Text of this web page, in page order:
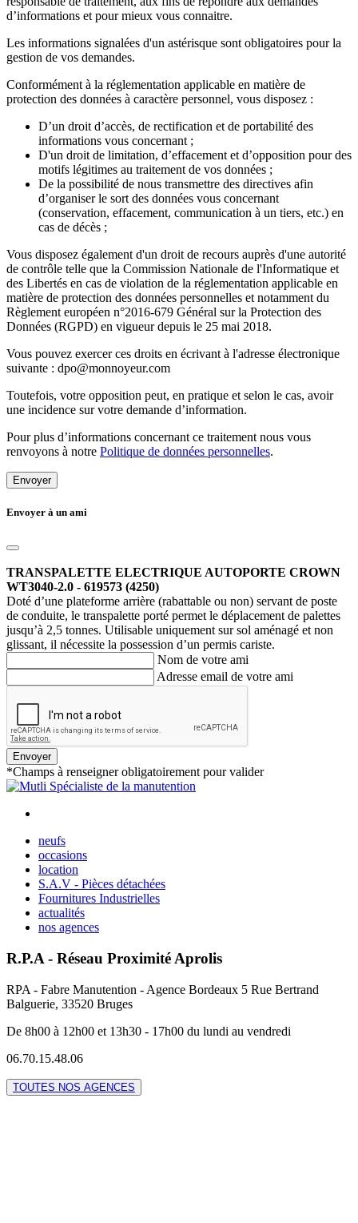
d’informations et pour mieux vous connaitre.
Les informations signalées d'un astérisque sont obligatoires pour la
gestion de vos demandes.
Conformément à la réglementation applicable en matière de
protection des données à caractère personnel, vous disposez :
D’un droit d’accès, de rectification et de portabilité des
informations vous concernant ;
D'un droit de limitation, d’effacement et d’opposition pour des
motifs légitimes au traitement de vos données ;
De la possibilité de nous transmettre des directives afin
d’organiser le sort des données vous concernant
(conservation, effacement, communication à un tiers, etc.) en
cas de décès ;
Vous disposez également d'un droit de recours auprès d'une autorité
de contrôle telle que la Commission Nationale de l'Informatique et
des Libertés en cas de violation de la réglementation applicable en
matière de protection des données personnelles et notamment du
Règlement européen n°2016-679 Général sur la Protection des
Données (RGPD) en vigueur depuis le 25 mai 2018.
Vous pouvez exercer ces droits en écrivant à l'adresse électronique
suivante : dpo@monnoyeur.com
Toutefois, votre opposition peut, en pratique et selon le cas, avoir
une incidence sur votre demande d’information.
Pour plus d’informations concernant ce traitement nous vous
renvoyons à notre Politique de données personnelles.
Envoyer
Envoyer à un ami
TRANSPALETTE ELECTRIQUE AUTOPORTE CROWN
WT3040-2.0 - 619573 (4250)
Doté d’une plateforme arrière (rabattable ou non) servant de poste
de conduite, le transpalette porté permet le déplacement de palettes
jusqu’à 2,5 tonnes. Utilisable uniquement sur sol aménagé et non
glissant, il nécessite la possession d’un permis cariste.
Nom de votre ami
Adresse email de votre ami
Envoyer
*Champs à renseigner obligatoirement pour valider
neufs
occasions
location
S.A.V - Pièces détachées
Fournitures Industrielles
actualités
nos agences
R.P.A - Réseau Proximité Aprolis
RPA - Fabre Manutention - Agence Bordeaux 5 Rue Bertrand
Balguerie, 33520 Bruges
De 8h00 à 12h00 et 13h30 - 17h00 du lundi au vendredi
06.70.15.48.06
TOUTES NOS AGENCES